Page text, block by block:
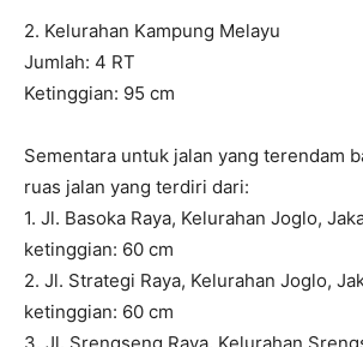
2. Kelurahan Kampung Melayu
Jumlah: 4 RT
Ketinggian: 95 cm
Sementara untuk jalan yang terendam
ruas jalan yang terdiri dari:
1. Jl. Basoka Raya, Kelurahan Joglo,
ketinggian: 60 cm
2. Jl. Strategi Raya, Kelurahan Joglo,
ketinggian: 60 cm